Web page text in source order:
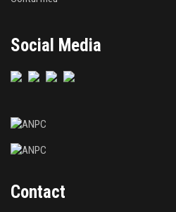
Social Media
Contact